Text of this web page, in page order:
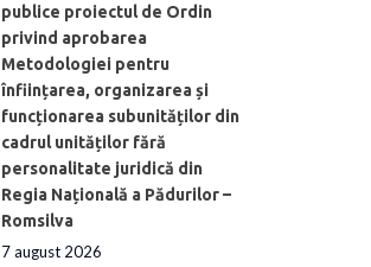
publice proiectul de Ordin
privind aprobarea
Metodologiei pentru
înființarea, organizarea și
funcționarea subunităților din
cadrul unităților fără
personalitate juridică din
Regia Națională a Pădurilor –
Romsilva
7 august 2026